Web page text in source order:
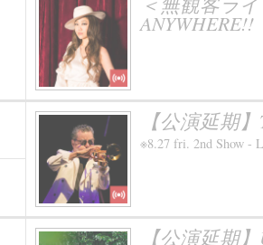
ANYWHERE!!
【公演延期
※8.27 fri. 2nd Show -
【公演延期